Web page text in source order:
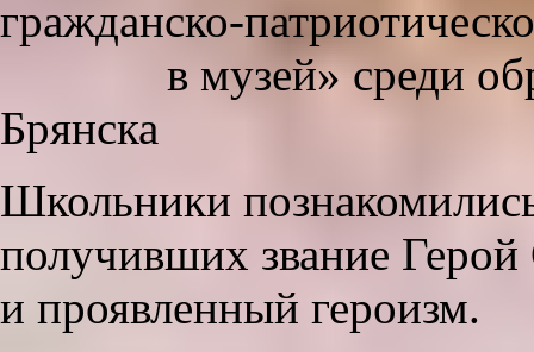
гражданско-
в музей» среди
Брянска
Школьники
получивших звание
и проявленный героизм.